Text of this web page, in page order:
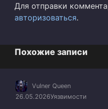
Для отправки
авторизоваться.
Похожие записи
Vulner Queen
26.05.2026Уязвимости